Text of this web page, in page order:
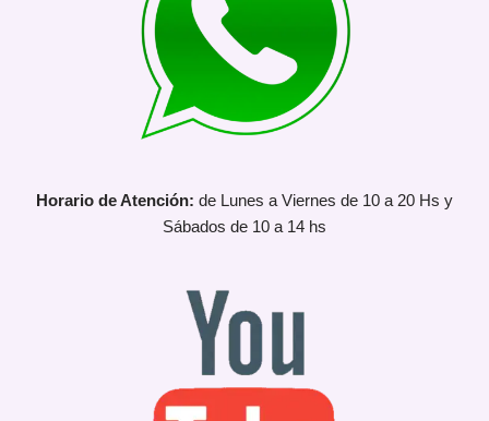
Horario de Atención: de Lunes a Viernes de 10 a 20 Hs y
Sábados de 10 a 14 hs